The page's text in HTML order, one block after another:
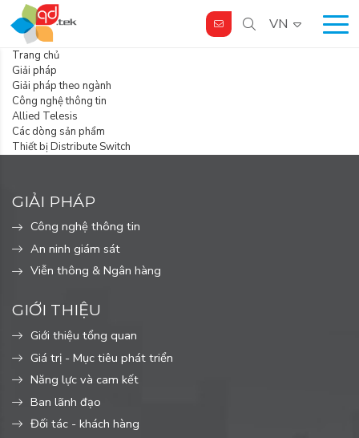
VN
Trang chủ
Giải pháp
Giải pháp theo ngành
Công nghệ thông tin
Allied Telesis
Các dòng sản phẩm
Thiết bị Distribute Switch
GIẢI PHÁP
Công nghệ thông tin
An ninh giám sát
Viễn thông & Ngân hàng
GIỚI THIỆU
Giới thiệu tổng quan
Giá trị - Mục tiêu phát triển
Năng lực và cam kết
Ban lãnh đạo
Đối tác - khách hàng